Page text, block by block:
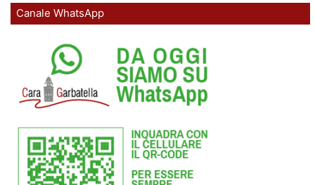
Canale WhatsApp